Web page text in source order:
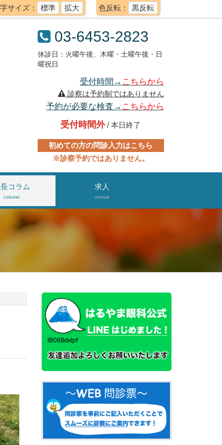
サイズ： 標準 拡大 色反転： 黒反転
03-6453-2823
休診日：火曜午後、木曜・土曜午後・日
曜祝日
受付時間→ こちらから
診察は予約制ではありません
予約が必要な検査→ こちらから
受付時間外/ 本日終了
初めての方の問診入力はこちら
※診察予約ではありません。
コラム
column
求人
recruit